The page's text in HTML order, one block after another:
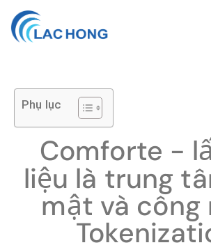
Phụ lục
Comforte -
liệu là trung
mật và công